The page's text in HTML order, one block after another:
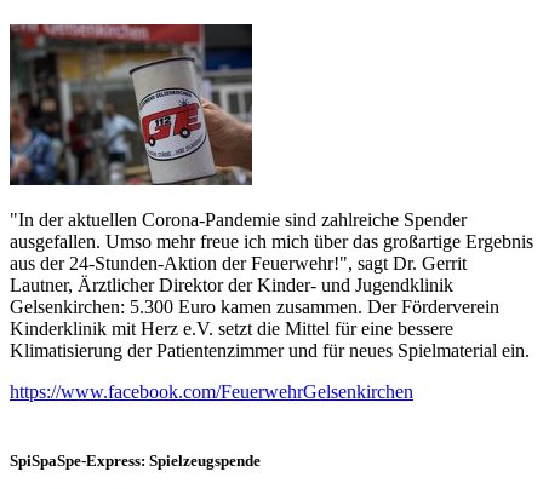
"In der aktuellen Corona-Pandemie sind zahlreiche Spender
ausgefallen. Umso mehr freue ich mich über das großartige Ergebnis
aus der 24-Stunden-Aktion der Feuerwehr!", sagt Dr. Gerrit
Lautner, Ärztlicher Direktor der Kinder- und Jugendklinik
Gelsenkirchen: 5.300 Euro kamen zusammen. Der Förderverein
Kinderklinik mit Herz e.V. setzt die Mittel für eine bessere
Klimatisierung der Patientenzimmer und für neues Spielmaterial ein.
https://www.facebook.com/FeuerwehrGelsenkirchen
SpiSpaSpe-Express: Spielzeugspende